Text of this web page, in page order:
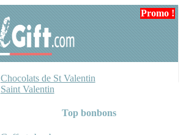
Chocolats de St Valentin
Saint Valentin
Top bonbons
Promo !